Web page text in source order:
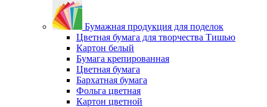
Бумажная продукция для поделок
Цветная бумага для творчества Тишью
Картон белый
Бумага крепированная
Цветная бумага
Бархатная бумага
Фольга цветная
Картон цветной